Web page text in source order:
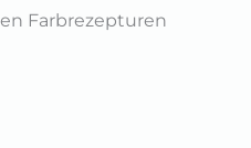
Farbrezepturen